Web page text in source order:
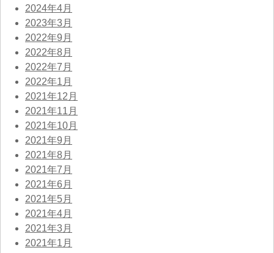
2024年4月
2023年3月
2022年9月
2022年8月
2022年7月
2022年1月
2021年12月
2021年11月
2021年10月
2021年9月
2021年8月
2021年7月
2021年6月
2021年5月
2021年4月
2021年3月
2021年1月